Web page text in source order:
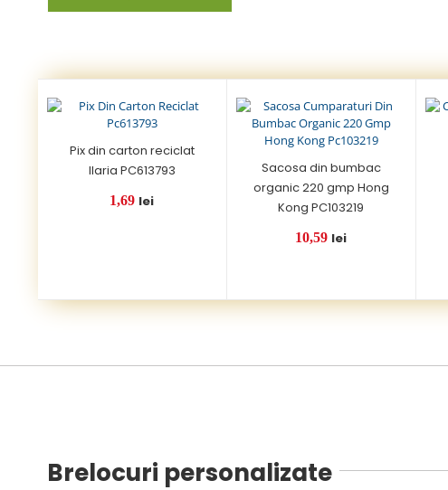
Pix din carton reciclat
Ilaria PC613793
1,69 lei
Sacosa din bumbac
organic 220 gmp Hong
Kong PC103219
10,59 lei
Brelocuri personalizate